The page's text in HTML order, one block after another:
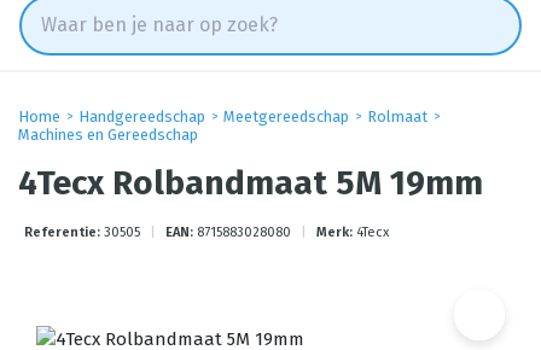
Home Handgereedschap Meetgereedschap
Rolmaat
Machines en Gereedschap
4Tecx Rolbandmaat 5M 19mm
Referentie: 30505 EAN: 8715883028080 Merk: 4Tecx